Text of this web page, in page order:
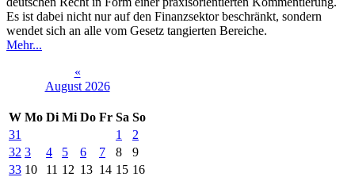
Es ist dabei nicht nur auf den Finanzsektor beschränkt, sondern
wendet sich an alle vom Gesetz tangierten Bereiche.
Mehr...
«
August 2026
W Mo Di Mi Do Fr Sa So
31
1
2
32 3 4 5 6 7 8
9
33 10 11 12 13 14 15 16